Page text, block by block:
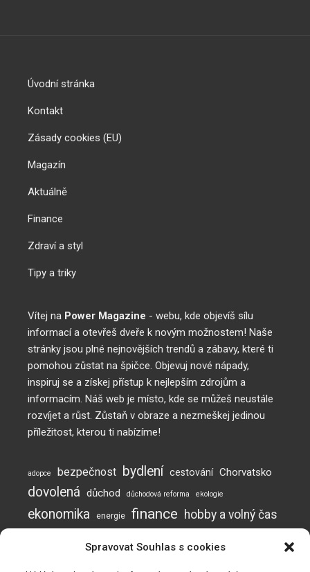
Spravovat Souhlas s cookies
Úvodní stránka
Kontakt
Zásady cookies (EU)
Magazín
Aktuálně
Finance
Zdraví a styl
Tipy a triky
Vítej na Power Magazine - webu, kde objevíš sílu
informací a otevřeš dveře k novým možnostem! Naše
stránky jsou plné nejnovějších trendů a zábavy, které ti
pomohou zůstat na špičce. Objevuj nové nápady,
inspiruj se a získej přístup k nejlepším zdrojům a
informacím. Náš web je místo, kde se můžeš neustále
rozvíjet a růst. Zůstaň v obraze a nezmeškej jedinou
příležitost, kterou ti nabízíme!
adopce bezpečnost bydlení cestování Chorvatsko
dovolená důchod důchodová reforma ekologie
ekonomika energie finance hobby a volný čas
mužská neplodnost
Neplodnost